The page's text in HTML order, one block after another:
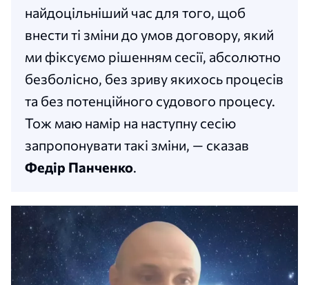
найдоцільніший час для того, щоб
внести ті зміни до умов договору, який
ми фіксуємо рішенням сесії, абсолютно
безболісно, без зриву якихось процесів
та без потенційного судового процесу.
Тож маю намір на наступну сесію
запропонувати такі зміни, — сказав
Федір Панченко.